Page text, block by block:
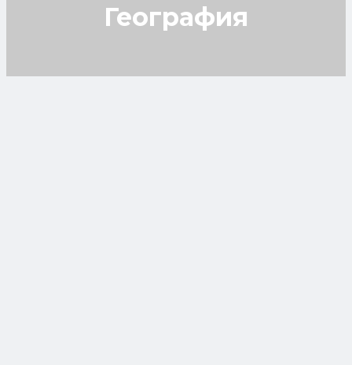
География